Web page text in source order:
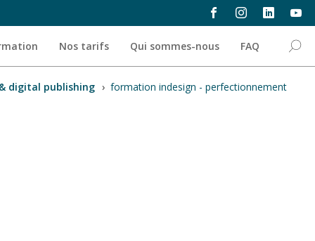
Nos tarifs Qui sommes-nous FAQ
digital publishing › formation indesign - perfectionnement